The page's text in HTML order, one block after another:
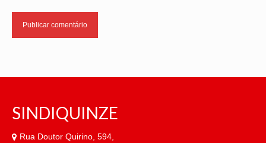
SINDIQUINZE
Rua Doutor Quirino, 594,